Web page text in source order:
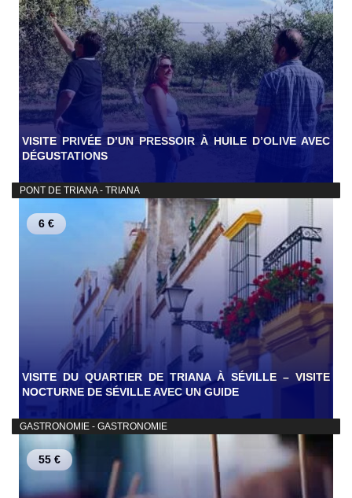
VISITE PRIVÉE D’UN PRESSOIR À HUILE D’OLIVE AVEC
DÉGUSTATIONS
PONT DE TRIANA - TRIANA
6 €
VISITE DU QUARTIER DE TRIANA À SÉVILLE – VISITE
NOCTURNE DE SÉVILLE AVEC UN GUIDE
GASTRONOMIE - GASTRONOMIE
55 €